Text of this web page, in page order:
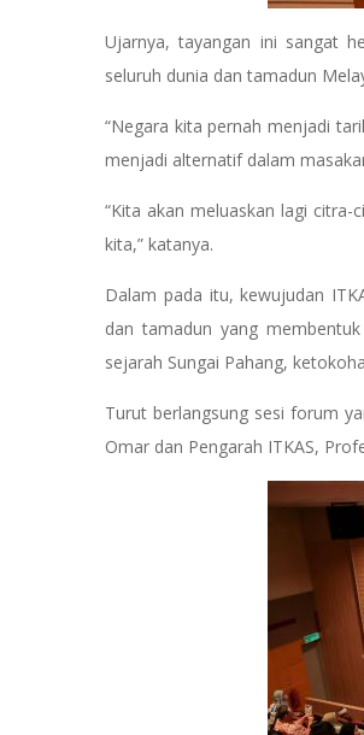
Ujarnya, tayangan ini sangat
seluruh dunia dan tamadun
“Negara kita pernah menjadi
menjadi alternatif dalam
“Kita akan meluaskan lagi
kita,” katanya.
Dalam pada itu, kewujudan
dan tamadun yang
sejarah Sungai Pahang,
Turut berlangsung sesi forum
Omar dan Pengarah ITKAS,